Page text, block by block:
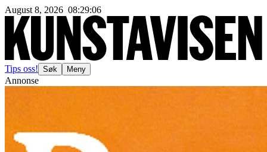
August 8, 2026 08:29:09
Tips oss! Søk Meny
Annonse